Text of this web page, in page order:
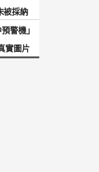
被採納
警機」
實圖片